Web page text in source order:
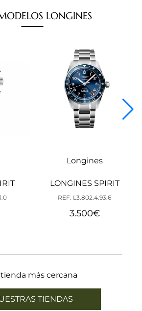
LONGINES
Longines
LONGINES SPIRIT
REF: L3.802.4.93.6
3.500€
más cercana
TIENDAS